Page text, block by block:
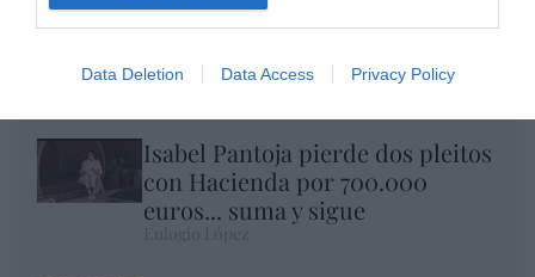
Data Deletion Data Access Privacy Policy
Nokia, Ericsson... Huawei: lo que importan
son las patentes
Isabel Pantoja pierde dos pleitos
con Hacienda por 700.000
euros... suma y sigue